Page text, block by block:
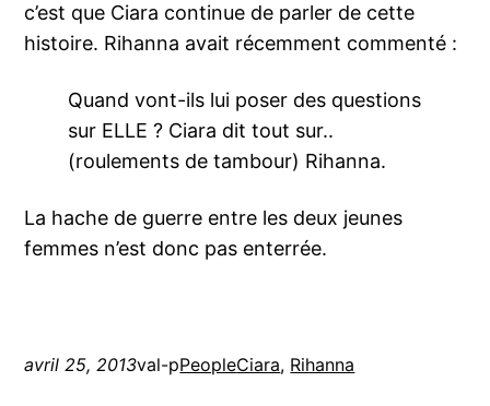
c’est que Ciara continue de parler de cette
histoire. Rihanna avait récemment commenté :
Quand vont-ils lui poser des questions
sur ELLE ? Ciara dit tout sur..
(roulements de tambour) Rihanna.
La hache de guerre entre les deux jeunes
femmes n’est donc pas enterrée.
avril 25, 2013val-pPeopleCiara, Rihanna